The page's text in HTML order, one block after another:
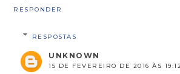
RESPONDER
RESPOSTAS
UNKNOWN
15 DE FEVEREIRO DE 2016 ÀS